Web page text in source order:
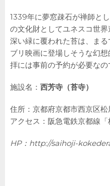
1339年に夢窓疎石が禅師と
の文化財としてユネスコ世界
深い緑に覆われた苔は、ま
ブリ映画に登場しそうな幻
拝には事前の予約が必要なの
施設名： 西芳寺（苔寺）
住所：京都府京都市西京区
アクセス：阪急電鉄京都線
HP： http://saihoji-